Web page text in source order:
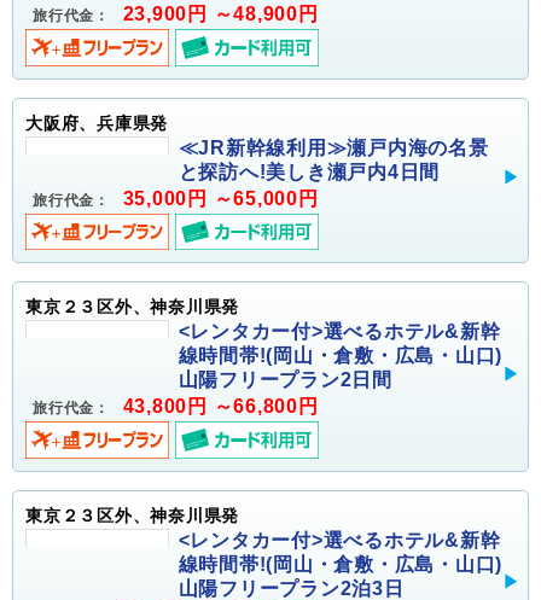
旅行代金： 23,900円 ～48,900円
大阪府、兵庫県発
≪JR新幹線利用≫瀬戸内海の名景
と探訪へ!美しき瀬戸内4日間
旅行代金： 35,000円 ～65,000円
東京２３区外、神奈川県発
<レンタカー付>選べるホテル&新幹
線時間帯!(岡山・倉敷・広島・山口)
山陽フリープラン2日間
旅行代金： 43,800円 ～66,800円
東京２３区外、神奈川県発
<レンタカー付>選べるホテル&新幹
線時間帯!(岡山・倉敷・広島・山口)
山陽フリープラン2泊3日